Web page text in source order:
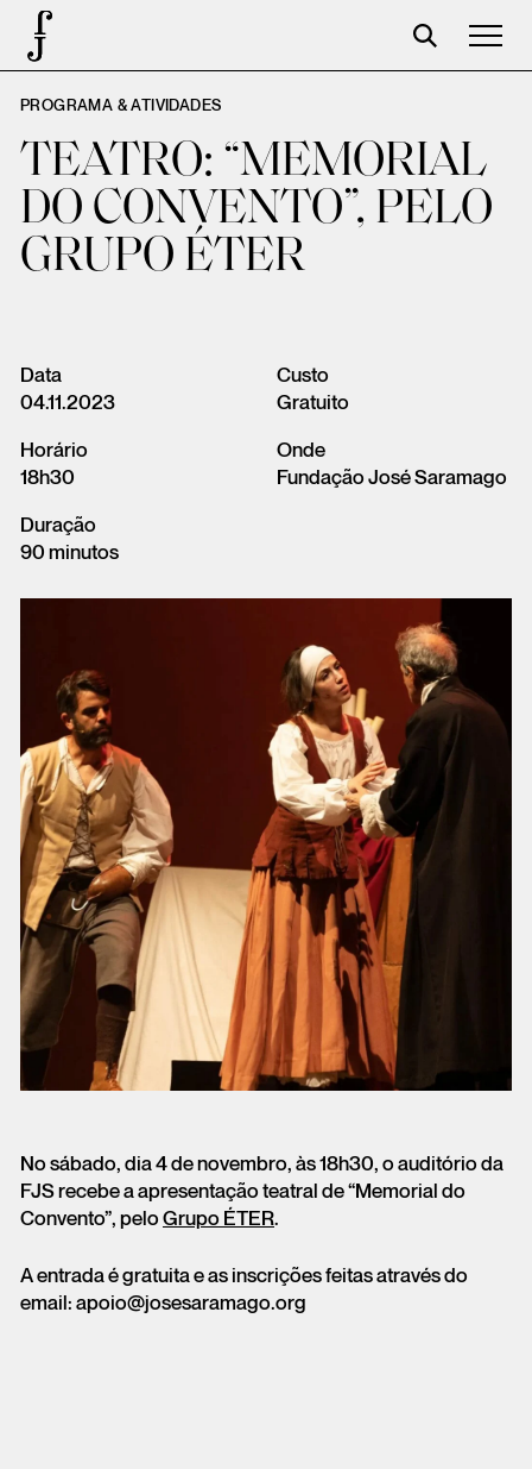
José Saramago
Programación
La Fundación
Aparceros
Tienda
Carrito
Acceso
PROGRAMA & ATIVIDADES
TEATRO: “MEMORIAL
DO CONVENTO”, PELO
GRUPO ÉTER
Data
04.11.2023
Horário
18h30
Duração
90 minutos
Custo
Gratuito
Onde
Fundação José Saramago
No sábado, dia 4 de novembro, às 18h30, o auditório da
FJS recebe a apresentação teatral de “Memorial do
Convento”, pelo Grupo ÉTER.
A entrada é gratuita e as inscrições feitas através do
email: apoio@josesaramago.org